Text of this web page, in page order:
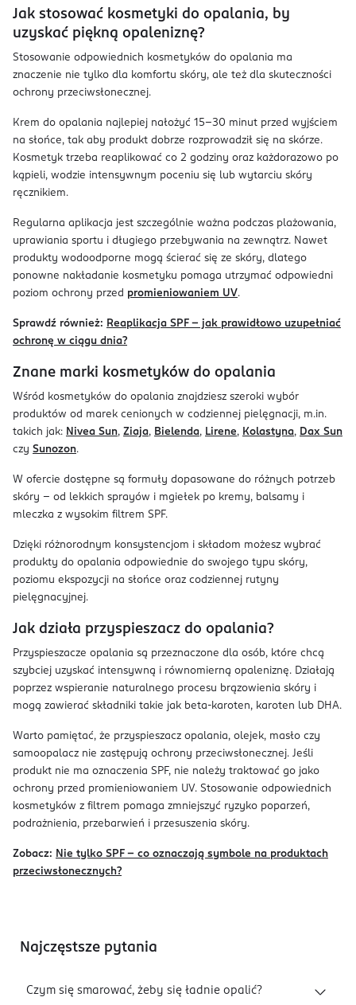
Jak stosować kosmetyki do opalania, by
uzyskać piękną opaleniznę?
Stosowanie odpowiednich kosmetyków do opalania ma
znaczenie nie tylko dla komfortu skóry, ale też dla skuteczności
ochrony przeciwsłonecznej.
Krem do opalania najlepiej nałożyć 15–30 minut przed wyjściem
na słońce, tak aby produkt dobrze rozprowadził się na skórze.
Kosmetyk trzeba reaplikować co 2 godziny oraz każdorazowo po
kąpieli, wodzie intensywnym poceniu się lub wytarciu skóry
ręcznikiem.
Regularna aplikacja jest szczególnie ważna podczas plażowania,
uprawiania sportu i długiego przebywania na zewnątrz. Nawet
produkty wodoodporne mogą ścierać się ze skóry, dlatego
ponowne nakładanie kosmetyku pomaga utrzymać odpowiedni
poziom ochrony przed promieniowaniem UV.
Sprawdź również: Reaplikacja SPF – jak prawidłowo uzupełniać
ochronę w ciągu dnia?
Znane marki kosmetyków do opalania
Wśród kosmetyków do opalania znajdziesz szeroki wybór
produktów od marek cenionych w codziennej pielęgnacji, m.in.
takich jak: Nivea Sun, Ziaja, Bielenda, Lirene, Kolastyna, Dax Sun
czy Sunozon.
W ofercie dostępne są formuły dopasowane do różnych potrzeb
skóry – od lekkich sprayów i mgiełek po kremy, balsamy i
mleczka z wysokim filtrem SPF.
Dzięki różnorodnym konsystencjom i składom możesz wybrać
produkty do opalania odpowiednie do swojego typu skóry,
poziomu ekspozycji na słońce oraz codziennej rutyny
pielęgnacyjnej.
Jak działa przyspieszacz do opalania?
Przyspieszacze opalania są przeznaczone dla osób, które chcą
szybciej uzyskać intensywną i równomierną opaleniznę. Działają
poprzez wspieranie naturalnego procesu brązowienia skóry i
mogą zawierać składniki takie jak beta-karoten, karoten lub DHA.
Warto pamiętać, że przyspieszacz opalania, olejek, masło czy
samoopalacz nie zastępują ochrony przeciwsłonecznej. Jeśli
produkt nie ma oznaczenia SPF, nie należy traktować go jako
ochrony przed promieniowaniem UV. Stosowanie odpowiednich
kosmetyków z filtrem pomaga zmniejszyć ryzyko poparzeń,
podrażnienia, przebarwień i przesuszenia skóry.
Zobacz: Nie tylko SPF - co oznaczają symbole na produktach
przeciwsłonecznych?
Najczęstsze pytania
Czym się smarować, żeby się ładnie opalić?